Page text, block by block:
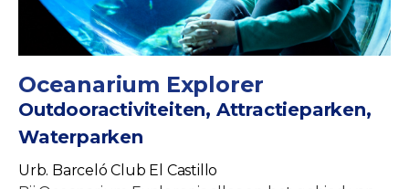
Oceanarium Explorer
Outdooractiviteiten, Attractieparken,
Waterparken
Urb. Barceló Club El Castillo